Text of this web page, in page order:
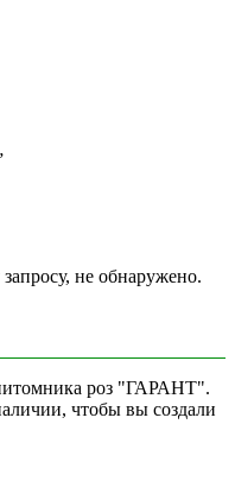
не обнаружено.
роз "ГАРАНТ".
чтобы вы создали